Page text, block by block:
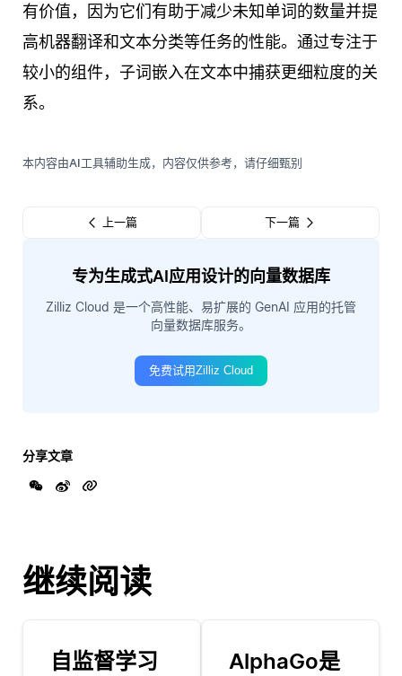
有价值，因为它们有助于减少未知单词的数量并提
高机器翻译和文本分类等任务的性能。通过专注于
较小的组件，子词嵌入在文本中捕获更细粒度的关
系。
本内容由AI工具辅助生成，内容仅供参考，请仔细甄别
上一篇 下一篇
专为生成式AI应用设计的向量数据库
Zilliz Cloud 是一个高性能、易扩展的 GenAI 应用的托管
向量数据库服务。
免费试用Zilliz Cloud
分享文章
继续阅读
自监督学习
AlphaGo是